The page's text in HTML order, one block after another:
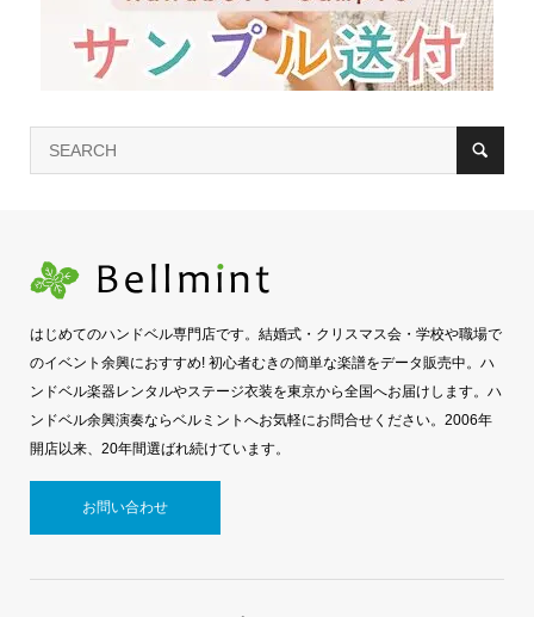
はじめてのハンドベル専門店です。結婚式・クリスマス会・学校や職場で
のイベント余興におすすめ! 初心者むきの簡単な楽譜をデータ販売中。ハ
ンドベル楽器レンタルやステージ衣装を東京から全国へお届けします。ハ
ンドベル余興演奏ならベルミントへお気軽にお問合せください。2006年
開店以来、20年間選ばれ続けています。
お問い合わせ